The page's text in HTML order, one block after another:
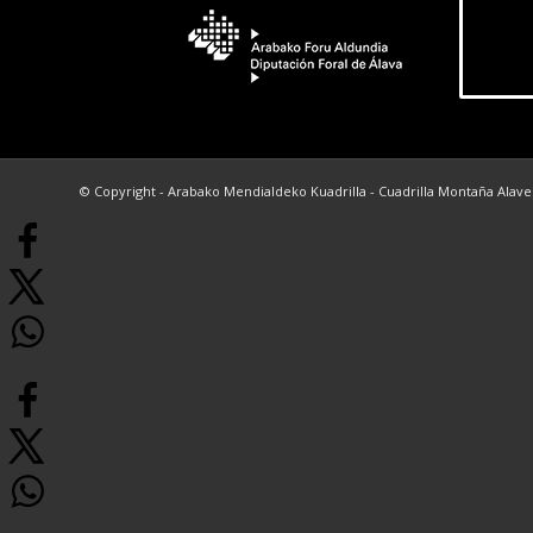
© Copyright - Arabako Mendialdeko Kuadrilla - Cuadrilla Montaña